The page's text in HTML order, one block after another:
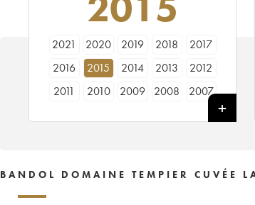
2021 2020 2019 2018
2017
2016
2015 2014 2013
2012
2011
2010 2009 2008
2007
BANDOL DOMAINE TEMPIER CUVÉE